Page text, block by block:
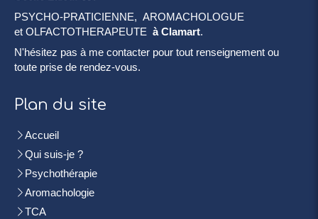
PSYCHO-PRATICIENNE, AROMACHOLOGUE
et OLFACTOTHERAPEUTE à Clamart.
N'hésitez pas à me contacter pour tout renseignement ou
toute prise de rendez-vous.
Plan du site
Accueil
Qui suis-je ?
Psychothérapie
Aromachologie
TCA